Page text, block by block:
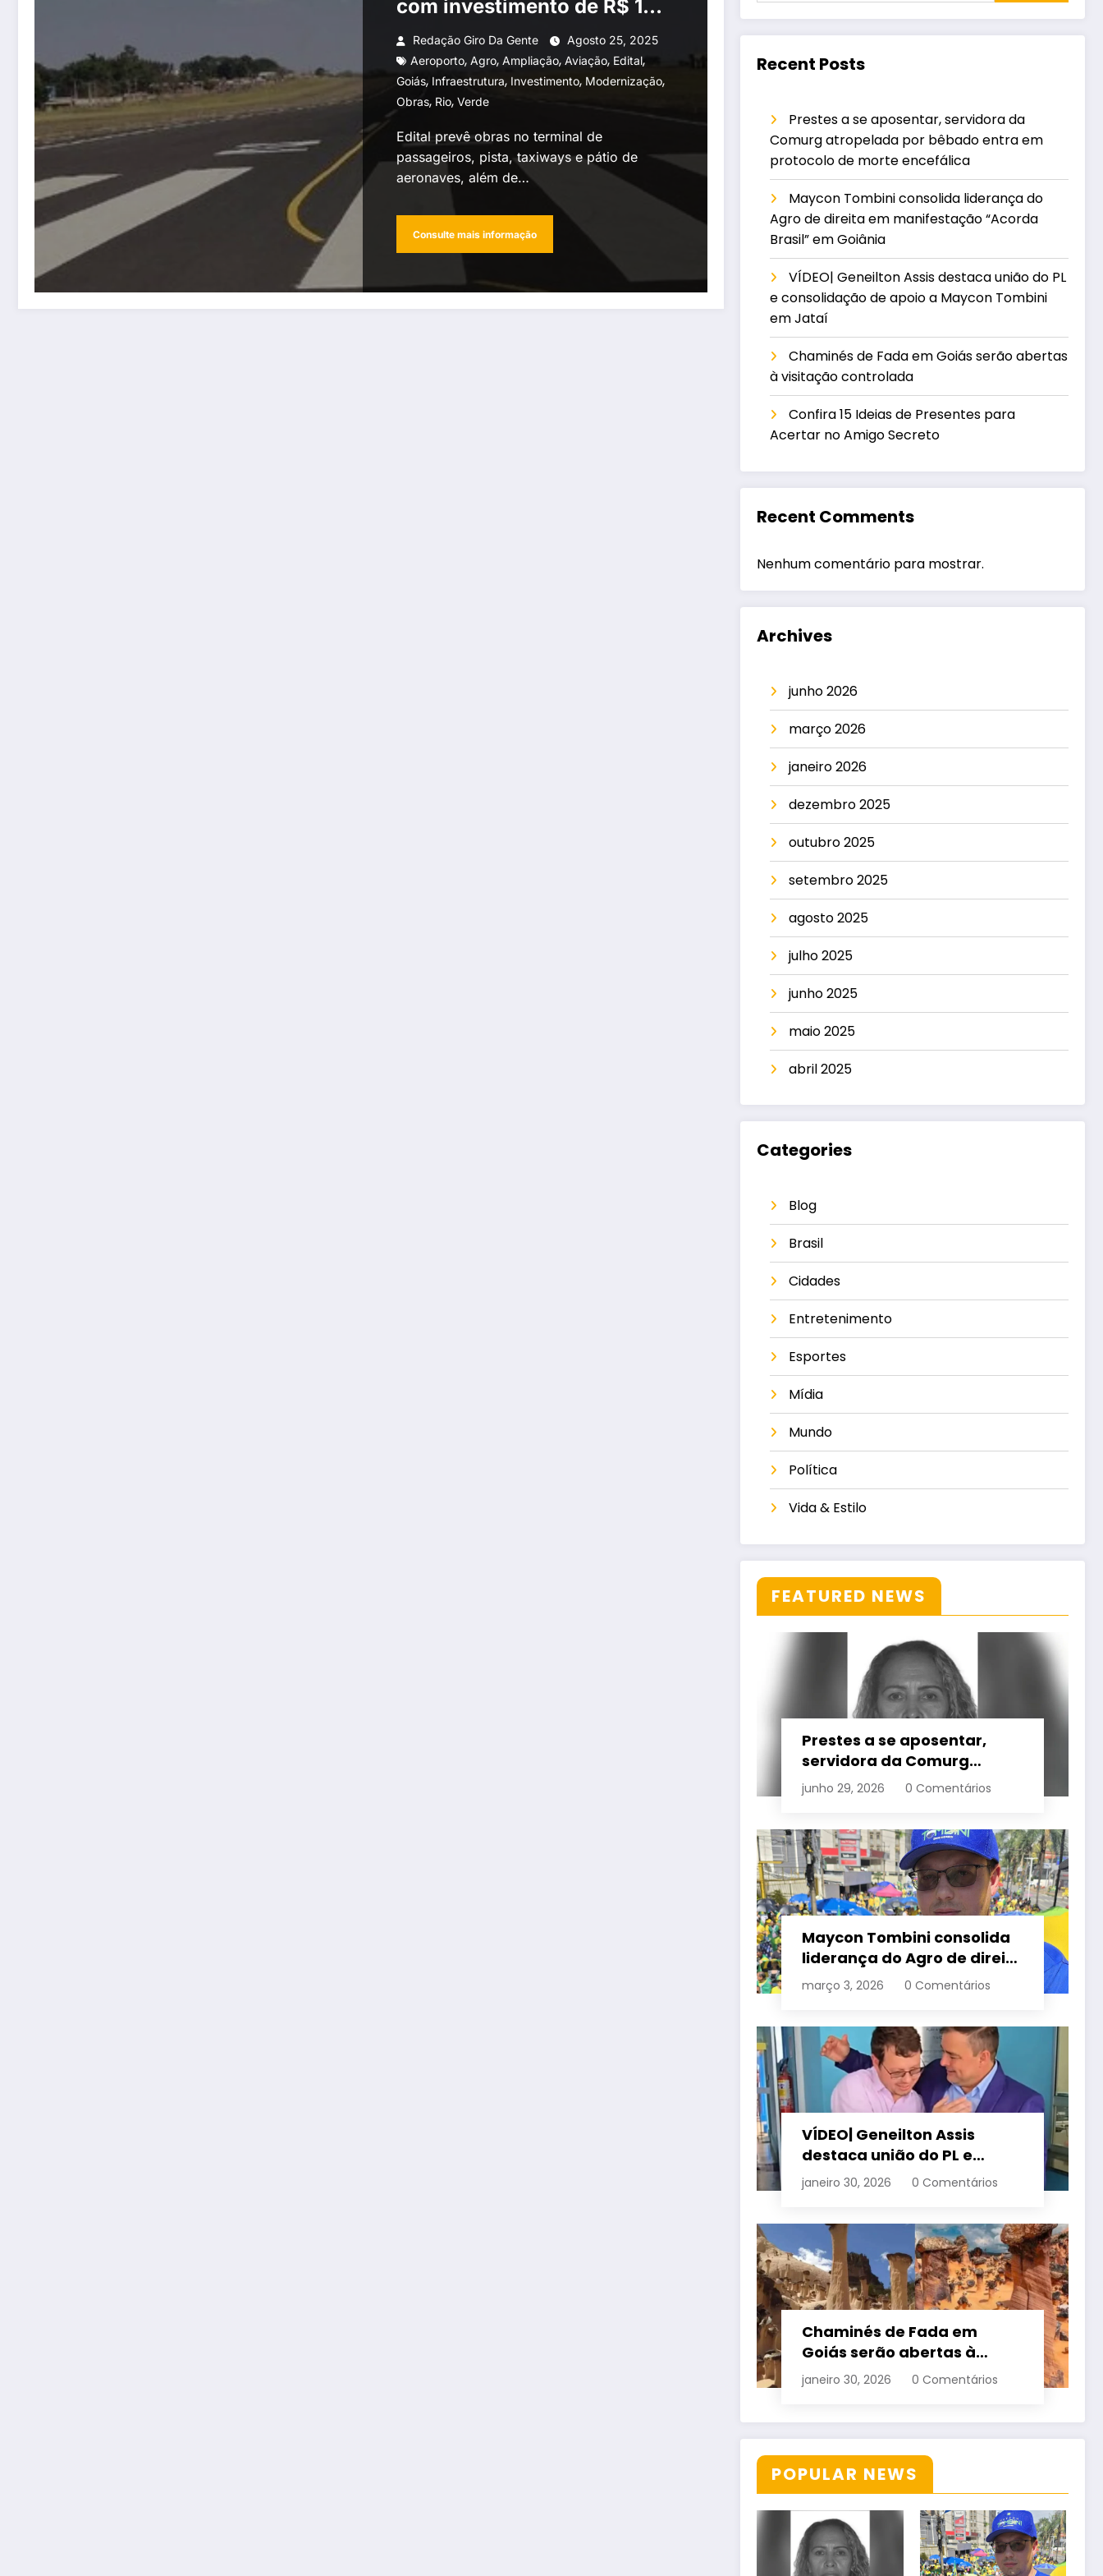
com investimento de R$ 14,8
milhões
Redação Giro Da Gente
Agosto 25, 2025
Aeroporto, Agro, Ampliação, Aviação, Edital,
Goiás, Infraestrutura, Investimento, Modernização,
Obras, Rio, Verde
Edital prevê obras no terminal de
passageiros, pista, taxiways e pátio de
aeronaves, além de…
Consulte mais informação
Recent Posts
Prestes a se aposentar, servidora da
Comurg atropelada por bêbado entra em
protocolo de morte encefálica
Maycon Tombini consolida liderança do
Agro de direita em manifestação “Acorda
Brasil” em Goiânia
VÍDEO| Geneilton Assis destaca união do PL
e consolidação de apoio a Maycon Tombini
em Jataí
Chaminés de Fada em Goiás serão abertas
à visitação controlada
Confira 15 Ideias de Presentes para
Acertar no Amigo Secreto
Recent Comments
Nenhum comentário para mostrar.
Archives
junho 2026
março 2026
janeiro 2026
dezembro 2025
outubro 2025
setembro 2025
agosto 2025
julho 2025
junho 2025
maio 2025
abril 2025
Categories
Blog
Brasil
Cidades
Entretenimento
Esportes
Mídia
Mundo
Política
Vida & Estilo
FEATURED NEWS
Prestes a se aposentar,
servidora da Comurg
atropelada por bêbado
entra em protocolo de
junho 29, 2026 0 Comentários
Maycon Tombini consolida
liderança do Agro de direita
em manifestação “Acorda
Brasil” em Goiânia
março 3, 2026 0 Comentários
VÍDEO| Geneilton Assis
destaca união do PL e
consolidação de apoio a
Maycon Tombini em Jataí
janeiro 30, 2026 0 Comentários
Chaminés de Fada em
Goiás serão abertas à
visitação controlada
janeiro 30, 2026 0 Comentários
POPULAR NEWS